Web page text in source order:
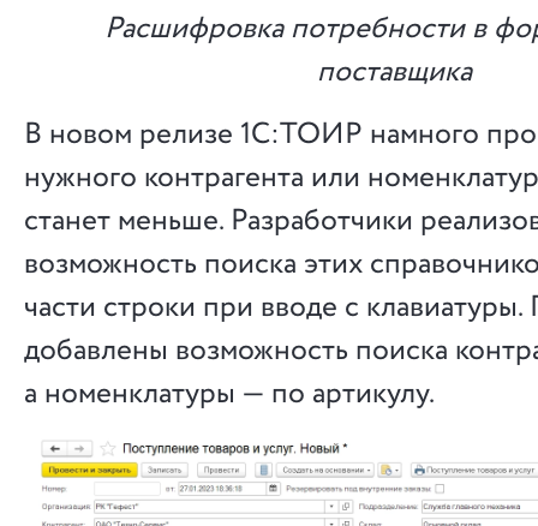
Расшифровка потребности в
поставщика
В новом релизе 1С:ТОИР намного
нужного контрагента или
станет меньше. Разработчики
возможность поиска этих
части строки при вводе с
добавлены возможность поиска
а номенклатуры — по артикулу.